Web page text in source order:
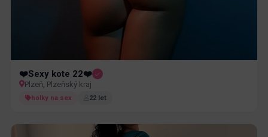
❤️Sexy kote 22❤️
Plzeň, Plzeňský kraj
holky na sex 22 let